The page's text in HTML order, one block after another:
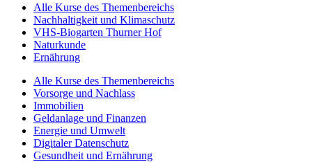
Alle Kurse des Themenbereichs
Nachhaltigkeit und Klimaschutz
VHS-Biogarten Thurner Hof
Naturkunde
Ernährung
Alle Kurse des Themenbereichs
Vorsorge und Nachlass
Immobilien
Geldanlage und Finanzen
Energie und Umwelt
Digitaler Datenschutz
Gesundheit und Ernährung